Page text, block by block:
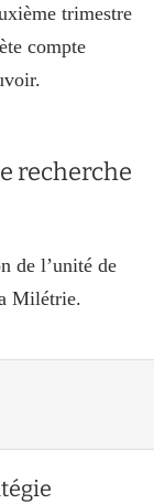
trimestre
compte
recherche
de l’unité de
Milétrie.